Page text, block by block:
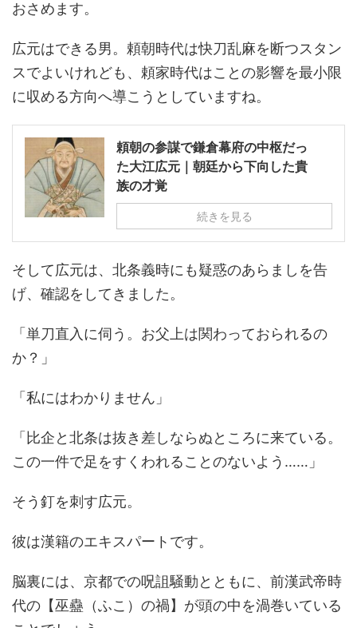
おさめます。
広元はできる男。頼朝時代は快刀乱麻を断つスタン
スでよいけれども、頼家時代はことの影響を最小限
に収める方向へ導こうとしていますね。
頼朝の参謀で鎌倉幕府の中枢だっ
た大江広元｜朝廷から下向した貴
族の才覚
続きを見る
そして広元は、北条義時にも疑惑のあらましを告
げ、確認をしてきました。
「単刀直入に伺う。お父上は関わっておられるの
か？」
「私にはわかりません」
「比企と北条は抜き差しならぬところに来ている。
この一件で足をすくわれることのないよう……」
そう釘を刺す広元。
彼は漢籍のエキスパートです。
脳裏には、京都での呪詛騒動とともに、前漢武帝時
代の【巫蠱（ふこ）の禍】が頭の中を渦巻いている